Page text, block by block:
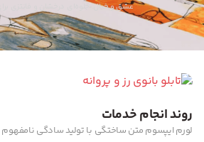
عشق و خیال. جلوه‌ای درخشان و فانتزی
روند انجام خدمات
لورم ایپسوم متن ساختگی با تولید سادگی نامفهوم